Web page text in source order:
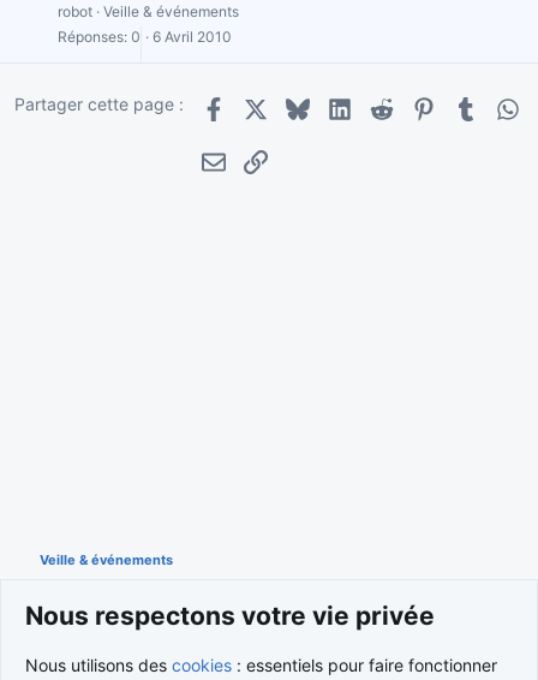
robot Veille & événements
Réponses 0 6 Avril 2010
Partager cette page :
Facebook
X BlueskyLinkedInRedditPinterestTumblr
E-mailLien
Veille & événements
Nous respectons votre vie privée
Nous utilisons des cookies : essentiels pour faire fonctionner